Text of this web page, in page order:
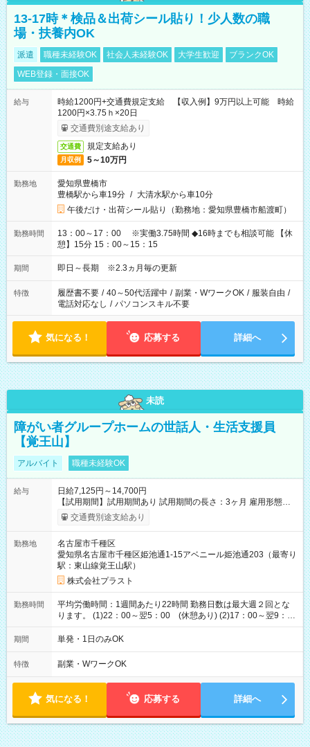
13-17時＊検品＆出荷シール貼り！少人数の職
場・扶養内OK
派遣 職種未経験OK 社会人未経験OK 大学生歓迎
ブランクOK
WEB登録・面接OK
給与
時給1200円+交通費規定支給 【収入例】9万円以上可能 時給
1200円×3.75ｈ×20日
交通費別途支給あり
交通費 規定支給あり
月収例 5～10万円
勤務地
愛知県豊橋市
豊橋駅から車19分 / 大清水駅から車10分
午後だけ・出荷シール貼り（勤務地：愛知県豊橋市船渡町）
勤務時間
13：00～17：00 ※実働3.75時間 ◆16時までも相談可能 【休
憩】15分 15：00～15：15
期間 即日～長期 ※2.3ヵ月毎の更新
特徴 履歴書不要 / 40～50代活躍中 / 副業・WワークOK / 服装自由 /
電話対応なし / パソコンスキル不要
気になる！ 応募する 詳細へ
未読
障がい者グループホームの世話人・生活支援員
【覚王山】
アルバイト 職種未経験OK
給与
日給7,125円～14,700円
【試用期間】試用期間あり 試用期間の長さ：3ヶ月 雇用形態、
給与は本採用時と同じです。
交通費別途支給あり
勤務地
名古屋市千種区
愛知県名古屋市千種区姫池通1-15アベニール姫池通203（最寄り
駅：東山線覚王山駅）
株式会社プラスト
勤務時間
平均労働時間：1週間あたり22時間 勤務日数は最大週２回とな
ります。 (1)22：00～翌5：00 (休憩あり) (2)17：00～翌9：
00 (休憩あり) ３６協定提出済 平均労働時間：1週間あたり22
時間 勤務日数は最大週２回となります。 (1)22：00～翌5：00
期間 単発・1日のみOK
特徴 副業・WワークOK
気になる！ 応募する 詳細へ